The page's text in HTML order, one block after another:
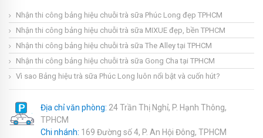
Nhận thi công bảng hiệu chuỗi trà sữa Phúc Long đẹp TPHCM
Nhận thi công bảng hiệu chuỗi trà sữa MIXUE đẹp, bền TPHCM
Nhận thi công bảng hiệu chuỗi trà sữa The Alley tại TPHCM
Nhận thi công bảng hiệu chuỗi trà sữa Gong Cha tại TPHCM
Vì sao Bảng hiệu trà sữa Phúc Long luôn nổi bật và cuốn hút?
Địa chỉ văn phòng: 24 Trần Thị Nghỉ, P. Hạnh Thông,
TPHCM
Chi nhánh: 169 Đường số 4, P. An Hội Đông, TPHCM